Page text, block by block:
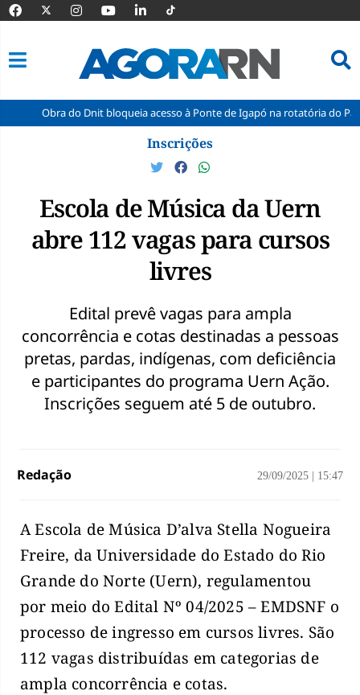
do Dnit bloqueia acesso à Ponte de Igapó na rotatória do Parque dos
Inscrições
Escola de Música da Uern
abre 112 vagas para cursos
livres
Edital prevê vagas para ampla
concorrência e cotas destinadas a pessoas
pretas, pardas, indígenas, com deficiência
e participantes do programa Uern Ação.
Inscrições seguem até 5 de outubro.
Redação 29/09/2025 15:47
A Escola de Música D’alva Stella Nogueira
Freire, da Universidade do Estado do Rio
Grande do Norte (Uern), regulamentou
por meio do Edital Nº 04/2025 – EMDSNF o
processo de ingresso em cursos livres. São
112 vagas distribuídas em categorias de
ampla concorrência e cotas.